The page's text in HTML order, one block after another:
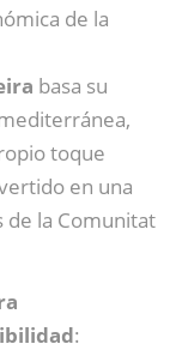
de la
basa su
toque
en una
de la Comunitat
: